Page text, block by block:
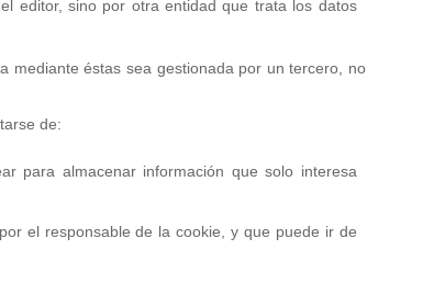
editor, sino por otra entidad que trata los datos
mediante éstas sea gestionada por un tercero, no
de:
para almacenar información que solo interesa
el responsable de la cookie, y que puede ir de